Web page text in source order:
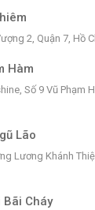
2, Quận 7, Hồ
Hàm
Số 9 Vũ Phạm
Lão
Lương Khánh
Bãi Cháy